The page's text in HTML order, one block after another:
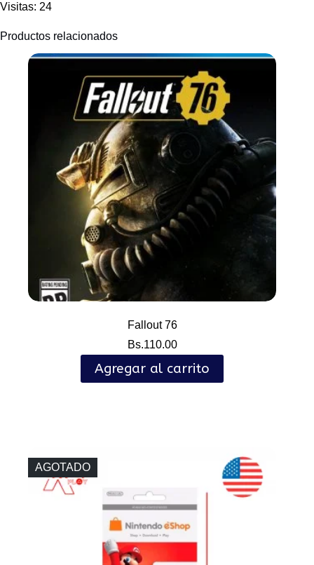
Visitas: 24
Productos relacionados
Fallout 76
Bs.110.00
Agregar al carrito
AGOTADO